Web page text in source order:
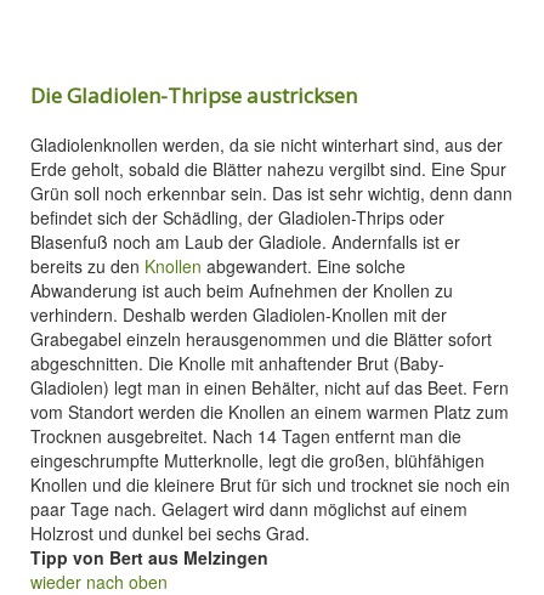
Die Gladiolen-Thripse austricksen
Gladiolenknollen werden, da sie nicht winterhart sind, aus der
Erde geholt, sobald die Blätter nahezu vergilbt sind. Eine Spur
Grün soll noch erkennbar sein. Das ist sehr wichtig, denn dann
befindet sich der Schädling, der Gladiolen-Thrips oder
Blasenfuß noch am Laub der Gladiole. Andernfalls ist er
bereits zu den Knollen abgewandert. Eine solche
Abwanderung ist auch beim Aufnehmen der Knollen zu
verhindern. Deshalb werden Gladiolen-Knollen mit der
Grabegabel einzeln herausgenommen und die Blätter sofort
abgeschnitten. Die Knolle mit anhaftender Brut (Baby-
Gladiolen) legt man in einen Behälter, nicht auf das Beet. Fern
vom Standort werden die Knollen an einem warmen Platz zum
Trocknen ausgebreitet. Nach 14 Tagen entfernt man die
eingeschrumpfte Mutterknolle, legt die großen, blühfähigen
Knollen und die kleinere Brut für sich und trocknet sie noch ein
paar Tage nach. Gelagert wird dann möglichst auf einem
Holzrost und dunkel bei sechs Grad.
Tipp von Bert aus Melzingen
wieder nach oben